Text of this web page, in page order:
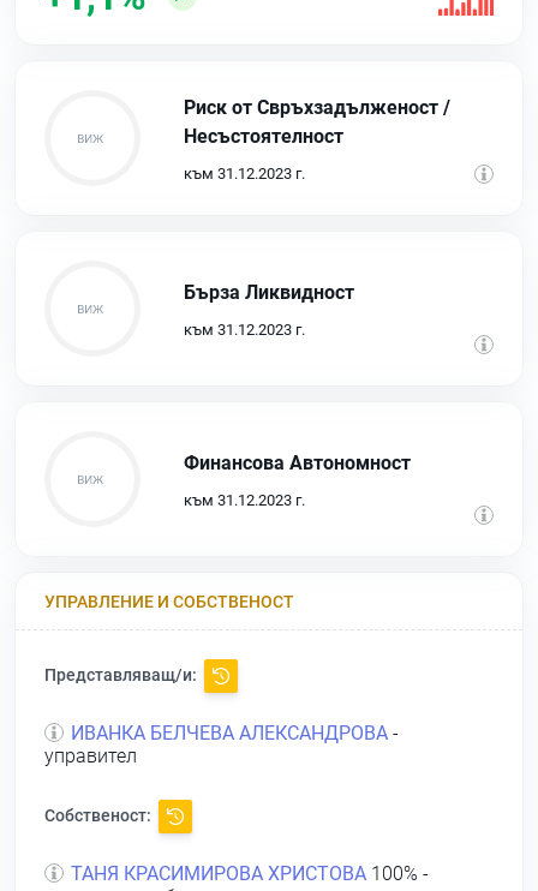
Риск от Свръхзадълженост /
Несъстоятелност
към 31.12.2023 г.
Бърза Ликвидност
към 31.12.2023 г.
Финансова Автономност
към 31.12.2023 г.
УПРАВЛЕНИЕ И СОБСТВЕНОСТ
Представляващ/и:
ИВАНКА БЕЛЧЕВА АЛЕКСАНДРОВА -
управител
Собственост:
ТАНЯ КРАСИМИРОВА ХРИСТОВА 100% -